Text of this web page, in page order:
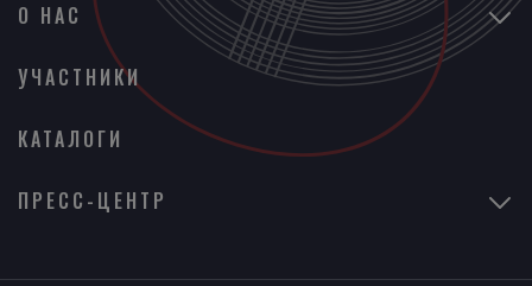
О НАС
УЧАСТНИКИ
КАТАЛОГИ
ПРЕСС-ЦЕНТР